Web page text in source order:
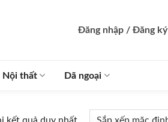
Đăng nhập / Đăng ký
Nội thất Dã ngoại